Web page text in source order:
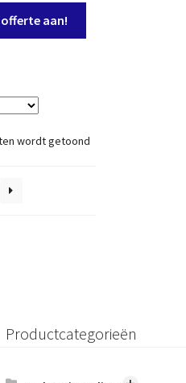
aan!
wordt getoond
Productcategorieën